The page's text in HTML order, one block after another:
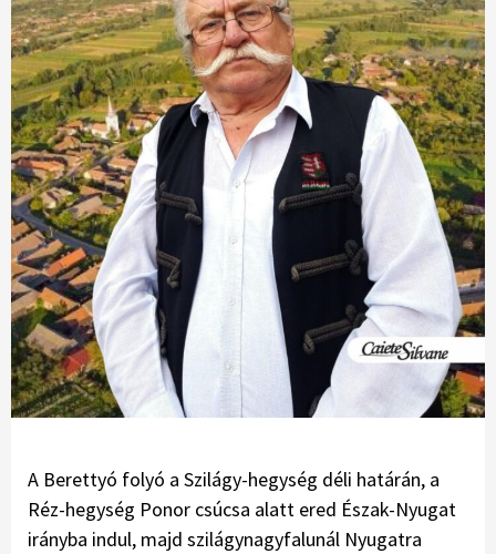
A Berettyó folyó a Szilágy-hegység déli határán, a
Réz-hegység Ponor csúcsa alatt ered Észak-Nyugat
irányba indul, majd szilágynagyfalunál Nyugatra